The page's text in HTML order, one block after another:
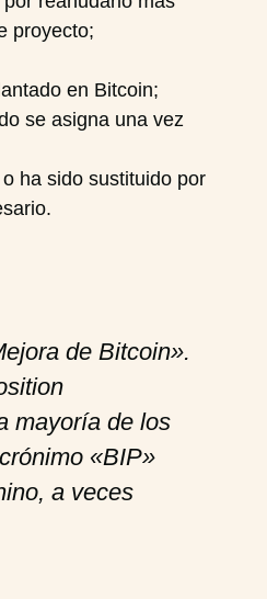
proyecto;
en Bitcoin;
se asigna una vez
ha sido sustituido por
de Bitcoin».
mayoría de los
«BIP»
a veces